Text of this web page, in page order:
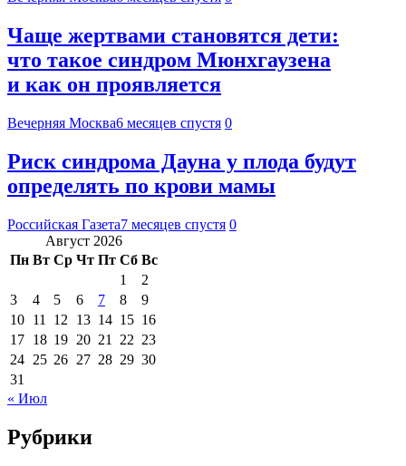
Чаще жертвами становятся дети:
что такое синдром Мюнхгаузена
и как он проявляется
Вечерняя Москва6 месяцев спустя 0
Риск синдрома Дауна у плода будут
определять по крови мамы
Российская Газета7 месяцев спустя 0
Август 2026
Пн Вт Ср Чт Пт Сб Вс
1
2
3
4 5 6 7 8
9
10 11 12 13 14 15 16
17 18 19 20 21 22 23
24 25 26 27 28 29 30
31
« Июл
Рубрики